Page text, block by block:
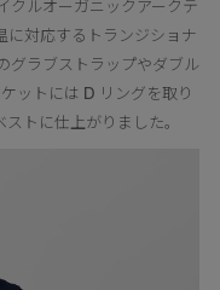
クルオーガニックアークテ
に対応するトランジショナ
グラブストラップやダブル
ットには D リングを取り
トに仕上がりました。